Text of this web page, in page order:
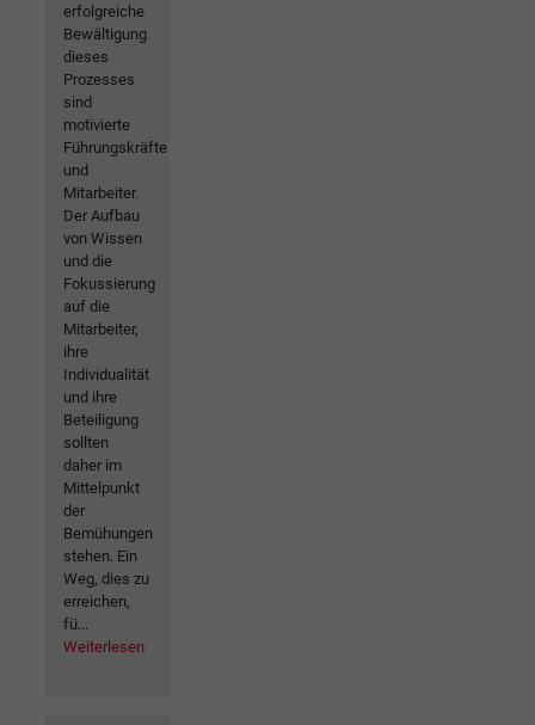
erfolgreiche
Bewältigung
dieses
Prozesses
sind
motivierte
Führungskräfte
und
Mitarbeiter.
Der Aufbau
von Wissen
und die
Fokussierung
auf die
Mitarbeiter,
ihre
Individualität
und ihre
Beteiligung
sollten
daher im
Mittelpunkt
der
Bemühungen
stehen. Ein
Weg, dies zu
erreichen,
fü...
Weiterlesen